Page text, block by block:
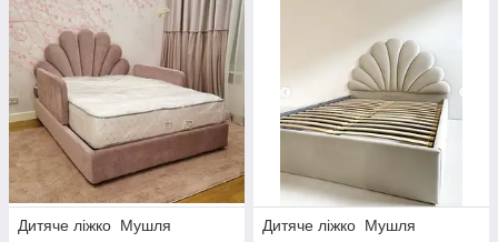
Дитяче ліжко Мушля
Дитяче ліжко Мушля